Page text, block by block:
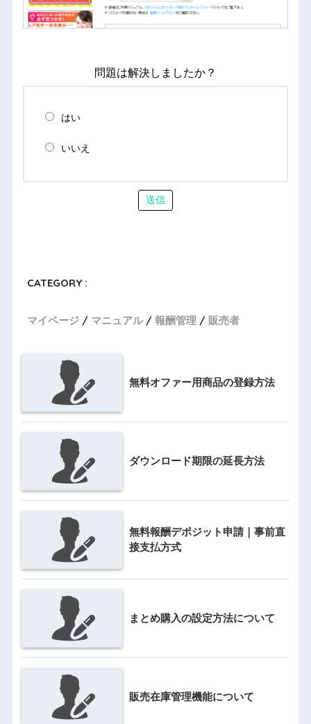
問題は解決しましたか？
はい
いいえ
送信
CATEGORY :
マイページ マニュアル 報酬管理 販売者
無料オファー用商品の登録方法
ダウンロード期限の延長方法
無料報酬デポジット申請｜事前直
接支払方式
まとめ購入の設定方法について
販売在庫管理機能について